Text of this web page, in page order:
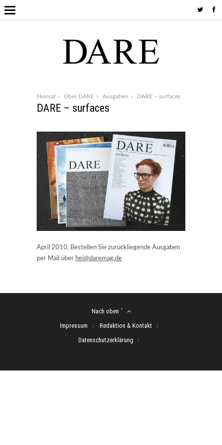
Heimat Über DARE Ausgaben DARE – surfaces
DARE – surfaces
April 2010. Bestellen Sie zurückliegende Ausgaben
per Mail über hei@daremag.de
Nach oben ˆ
Impressum
Redaktion & Kontakt
Datenschutzerklärung